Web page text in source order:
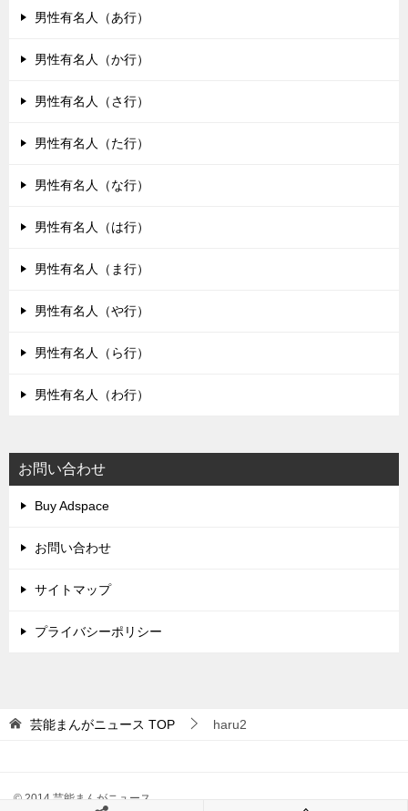
男性有名人（あ行）
男性有名人（か行）
男性有名人（さ行）
男性有名人（た行）
男性有名人（な行）
男性有名人（は行）
男性有名人（ま行）
男性有名人（や行）
男性有名人（ら行）
男性有名人（わ行）
お問い合わせ
Buy Adspace
お問い合わせ
サイトマップ
プライバシーポリシー
芸能まんがニュース TOP haru2
© 2014 芸能まんがニュース